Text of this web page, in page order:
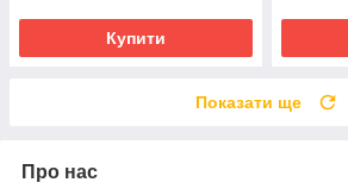
Купити
Показати ще
Про нас